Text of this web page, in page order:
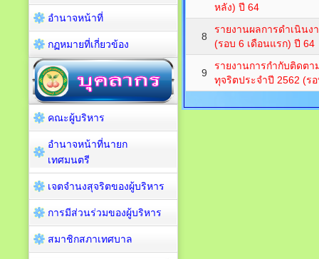
หลัง) ปี 64
8
รายงานผลการดำเนิน
(รอบ 6 เดือนแรก) ปี 64
9
รายงานการกำกับติดตา
ทุจริตประจำปี 2562 (ร
อำนาจหน้าที่
กฏหมายที่เกี่ยวข้อง
คณะผู้บริหาร
อำนาจหน้าที่นายก
เทศมนตรี
เจตจำนงสุจริตของผู้บริหาร
การมีส่วนร่วมของผู้บริหาร
สมาชิกสภาเทศบาล